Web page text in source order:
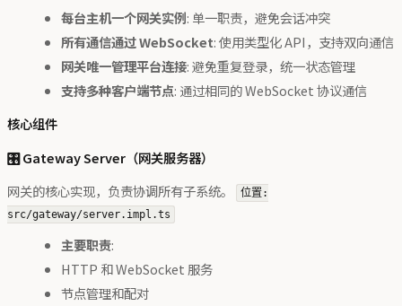
每台主机一个网关实例: 单一职责，避免会话冲突
所有通信通过 WebSocket: 使用类型化 API，支持双向通信
网关唯一管理平台连接: 避免重复登录，统一状态管理
支持多种客户端节点: 通过相同的 WebSocket 协议通信
核心组件
🎛️ Gateway Server（网关服务器）
网关的核心实现，负责协调所有子系统。
位置:
src/gateway/server.impl.ts
主要职责:
HTTP 和 WebSocket 服务
节点管理和配对